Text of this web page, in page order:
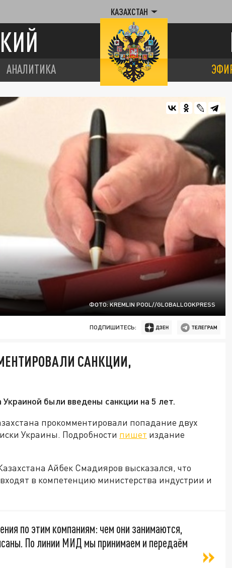
КАЗАХСТАН
АНАЛИТИКА
ФОТО: KREMLIN POOL//GLOBALLOOKPRESS
ПОДПИШИТЕСЬ:
САНКЦИИ,
были введены санкции на 5 лет.
прокомментировали попадание двух
Украины. Подробности пишет издание
Айбек Смадияров высказался, что
в компетенцию министерства индустрии и
по этим компаниям: чем они занимаются,
По линии МИД мы принимаем и передаём